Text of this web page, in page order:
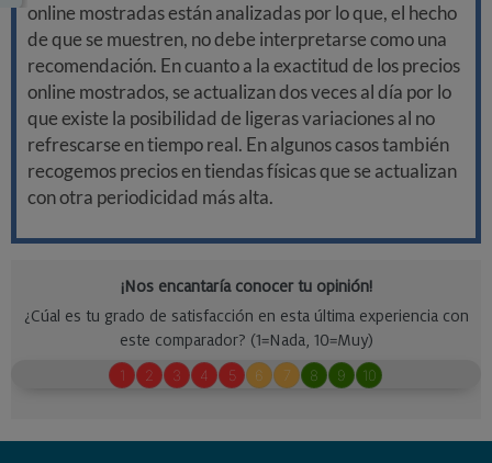
online mostradas están analizadas por lo que, el hecho
de que se muestren, no debe interpretarse como una
recomendación. En cuanto a la exactitud de los precios
online mostrados, se actualizan dos veces al día por lo
que existe la posibilidad de ligeras variaciones al no
refrescarse en tiempo real. En algunos casos también
recogemos precios en tiendas físicas que se actualizan
con otra periodicidad más alta.